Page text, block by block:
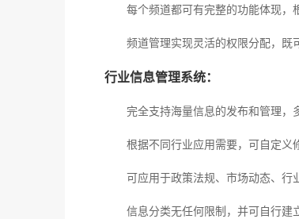
每个频道都可有完整的功能体现，
频道管理实现灵活的权限分配，既可
行业信息管理系统：
完全支持海量信息的发布和管理，多
根据不同行业应用需要，可自定义修
可应用于政策法规、市场动态、行业
信息分类无任何限制，并可自行建立